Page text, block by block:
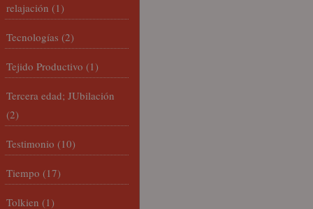
relajación (1)
Tecnologías (2)
Tejido Productivo (1)
Tercera edad; JUbilación
(2)
Testimonio (10)
Tiempo (17)
Tolkien (1)